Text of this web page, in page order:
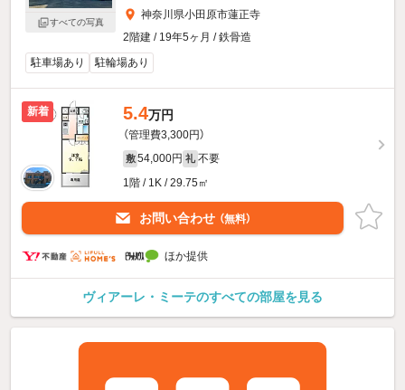
すべての写真
神奈川県小田原市蓮正寺
2階建 / 19年5ヶ月 / 鉄骨造
駐車場あり
駐輪場あり
新着 5.4万円
（管理費3,300円）
敷 54,000円 礼 不要
1階 / 1K / 29.75㎡
お問い合わせ （無料）
ほか提供
ヴィアーレ・ミーテのすべての部屋を見る